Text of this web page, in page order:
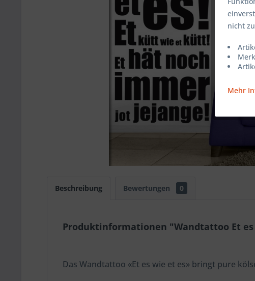
Beschreibung Bewertungen 0
Produktinformationen "Wandtattoo Et
Das Wandtattoo «Et es wie et es» bringt pure
nicht
Mehr